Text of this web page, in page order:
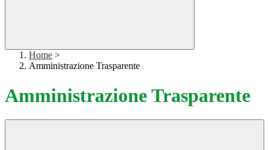
Home >
Amministrazione Trasparente
Amministrazione Trasparente